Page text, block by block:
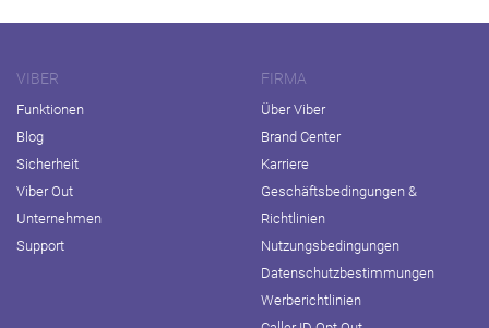
VIBER
Funktionen
Blog
Sicherheit
Viber Out
Unternehmen
Support
FIRMA
Über Viber
Brand Center
Karriere
Geschäftsbedingungen &
Richtlinien
Nutzungsbedingungen
Datenschutzbestimmungen
Werberichtlinien